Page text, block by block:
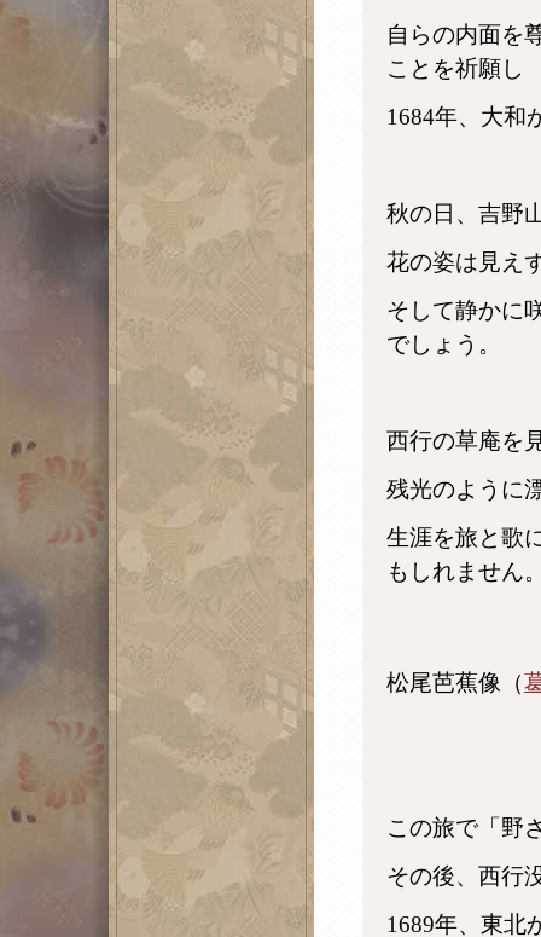
自らの内面を
ことを祈願し
1684年、大和
秋の日、吉野
花の姿は見え
そして静かに
でしょう。
西行の草庵を
残光のように
生涯を旅と歌
もしれません
松尾芭蕉像（
この旅で「野
その後、西行
1689年、東北